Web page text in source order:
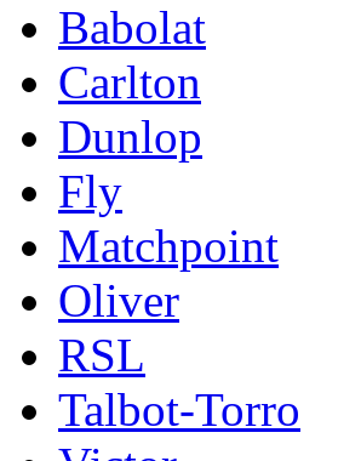
Babolat
Carlton
Dunlop
Fly
Matchpoint
Oliver
RSL
Talbot-Torro